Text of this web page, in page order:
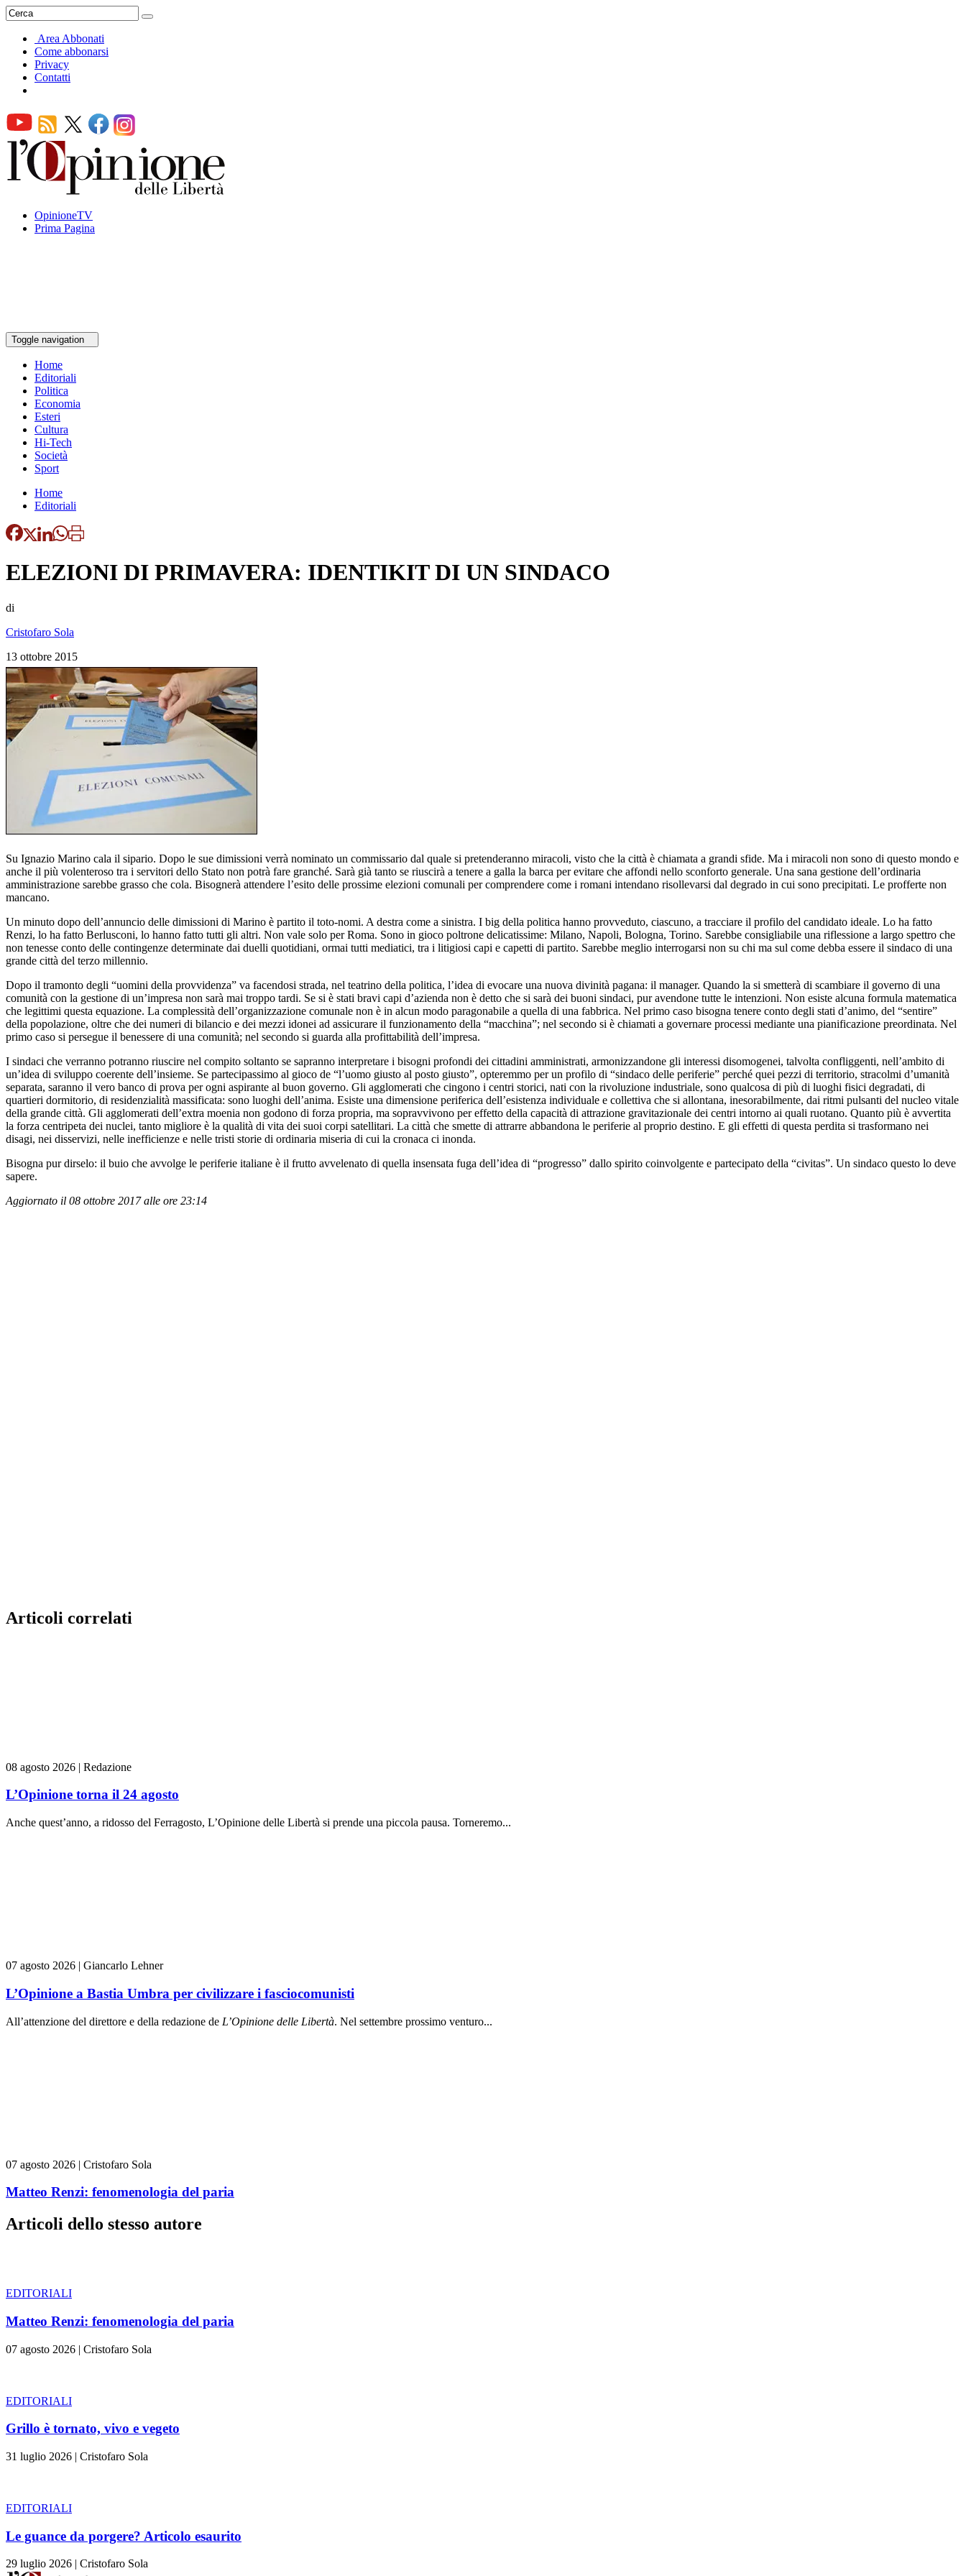
Area Abbonati
Come abbonarsi
Privacy
Contatti
OpinioneTV
Prima Pagina
Toggle navigation
Home
Editoriali
Politica
Economia
Esteri
Cultura
Hi-Tech
Società
Sport
Home
Editoriali
ELEZIONI DI PRIMAVERA: IDENTIKIT DI UN SINDACO
di
Cristofaro Sola
13 ottobre 2015
Su Ignazio Marino cala il sipario. Dopo le sue dimissioni verrà nominato un commissario dal quale si pretenderanno miracoli, visto che la città è chiamata a grandi sfide. Ma i miracoli non sono di questo mondo e
anche il più volenteroso tra i servitori dello Stato non potrà fare granché. Sarà già tanto se riuscirà a tenere a galla la barca per evitare che affondi nello sconforto generale. Una sana gestione dell’ordinaria
amministrazione sarebbe grasso che cola. Bisognerà attendere l’esito delle prossime elezioni comunali per comprendere come i romani intendano risollevarsi dal degrado in cui sono precipitati. Le profferte non
mancano.
Un minuto dopo dell’annuncio delle dimissioni di Marino è partito il toto-nomi. A destra come a sinistra. I big della politica hanno provveduto, ciascuno, a tracciare il profilo del candidato ideale. Lo ha fatto
Renzi, lo ha fatto Berlusconi, lo hanno fatto tutti gli altri. Non vale solo per Roma. Sono in gioco poltrone delicatissime: Milano, Napoli, Bologna, Torino. Sarebbe consigliabile una riflessione a largo spettro che
non tenesse conto delle contingenze determinate dai duelli quotidiani, ormai tutti mediatici, tra i litigiosi capi e capetti di partito. Sarebbe meglio interrogarsi non su chi ma sul come debba essere il sindaco di una
grande città del terzo millennio.
Dopo il tramonto degli “uomini della provvidenza” va facendosi strada, nel teatrino della politica, l’idea di evocare una nuova divinità pagana: il manager. Quando la si smetterà di scambiare il governo di una
comunità con la gestione di un’impresa non sarà mai troppo tardi. Se si è stati bravi capi d’azienda non è detto che si sarà dei buoni sindaci, pur avendone tutte le intenzioni. Non esiste alcuna formula matematica
che legittimi questa equazione. La complessità dell’organizzazione comunale non è in alcun modo paragonabile a quella di una fabbrica. Nel primo caso bisogna tenere conto degli stati d’animo, del “sentire”
della popolazione, oltre che dei numeri di bilancio e dei mezzi idonei ad assicurare il funzionamento della “macchina”; nel secondo si è chiamati a governare processi mediante una pianificazione preordinata. Nel
primo caso si persegue il benessere di una comunità; nel secondo si guarda alla profittabilità dell’impresa.
I sindaci che verranno potranno riuscire nel compito soltanto se sapranno interpretare i bisogni profondi dei cittadini amministrati, armonizzandone gli interessi disomogenei, talvolta confliggenti, nell’ambito di
un’idea di sviluppo coerente dell’insieme. Se partecipassimo al gioco de “l’uomo giusto al posto giusto”, opteremmo per un profilo di “sindaco delle periferie” perché quei pezzi di territorio, stracolmi d’umanità
separata, saranno il vero banco di prova per ogni aspirante al buon governo. Gli agglomerati che cingono i centri storici, nati con la rivoluzione industriale, sono qualcosa di più di luoghi fisici degradati, di
quartieri dormitorio, di residenzialità massificata: sono luoghi dell’anima. Esiste una dimensione periferica dell’esistenza individuale e collettiva che si allontana, inesorabilmente, dai ritmi pulsanti del nucleo vitale
della grande città. Gli agglomerati dell’extra moenia non godono di forza propria, ma sopravvivono per effetto della capacità di attrazione gravitazionale dei centri intorno ai quali ruotano. Quanto più è avvertita
la forza centripeta dei nuclei, tanto migliore è la qualità di vita dei suoi corpi satellitari. La città che smette di attrarre abbandona le periferie al proprio destino. E gli effetti di questa perdita si trasformano nei
disagi, nei disservizi, nelle inefficienze e nelle tristi storie di ordinaria miseria di cui la cronaca ci inonda.
Bisogna pur dirselo: il buio che avvolge le periferie italiane è il frutto avvelenato di quella insensata fuga dell’idea di “progresso” dallo spirito coinvolgente e partecipato della “civitas”. Un sindaco questo lo deve
sapere.
Aggiornato il 08 ottobre 2017 alle ore 23:14
Articoli correlati
08 agosto 2026 | Redazione
L’Opinione torna il 24 agosto
Anche quest’anno, a ridosso del Ferragosto, L’Opinione delle Libertà si prende una piccola pausa. Torneremo...
07 agosto 2026 | Giancarlo Lehner
L’Opinione a Bastia Umbra per civilizzare i fasciocomunisti
All’attenzione del direttore e della redazione de L’Opinione delle Libertà. Nel settembre prossimo venturo...
07 agosto 2026 | Cristofaro Sola
Matteo Renzi: fenomenologia del paria
Articoli dello stesso autore
EDITORIALI
Matteo Renzi: fenomenologia del paria
07 agosto 2026 | Cristofaro Sola
EDITORIALI
Grillo è tornato, vivo e vegeto
31 luglio 2026 | Cristofaro Sola
EDITORIALI
Le guance da porgere? Articolo esaurito
29 luglio 2026 | Cristofaro Sola